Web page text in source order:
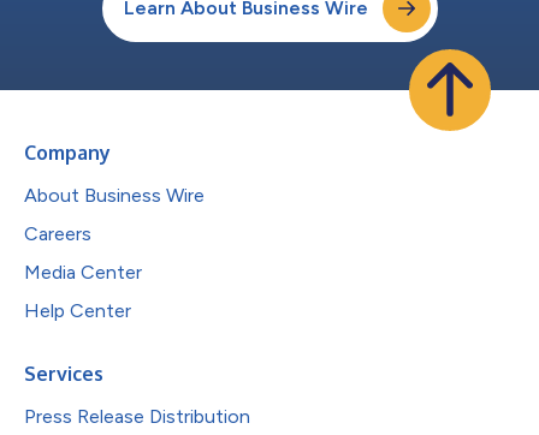
Learn About Business Wire
Company
About Business Wire
Careers
Media Center
Help Center
Services
Press Release Distribution